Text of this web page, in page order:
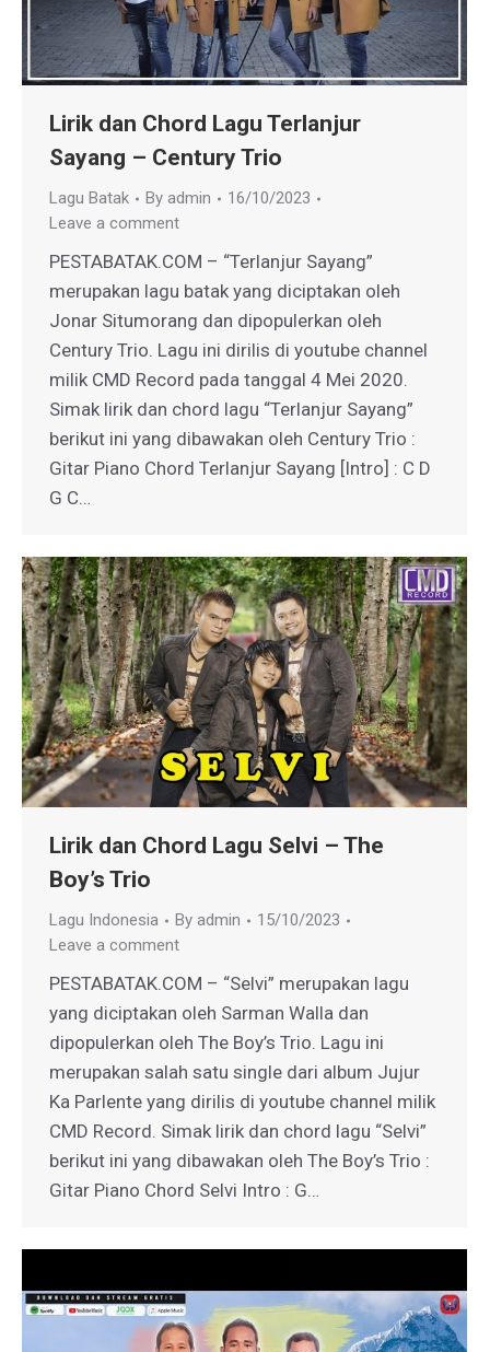
Lirik dan Chord Lagu Terlanjur
Sayang – Century Trio
Lagu Batak By admin
16/10/2023
Leave a comment
PESTABATAK.COM – “Terlanjur Sayang”
merupakan lagu batak yang diciptakan oleh
Jonar Situmorang dan dipopulerkan oleh
Century Trio. Lagu ini dirilis di youtube channel
milik CMD Record pada tanggal 4 Mei 2020.
Simak lirik dan chord lagu “Terlanjur Sayang”
berikut ini yang dibawakan oleh Century Trio :
Gitar Piano Chord Terlanjur Sayang [Intro] : C D
G C…
Lirik dan Chord Lagu Selvi – The
Boy’s Trio
Lagu Indonesia By admin
15/10/2023
Leave a comment
PESTABATAK.COM – “Selvi” merupakan lagu
yang diciptakan oleh Sarman Walla dan
dipopulerkan oleh The Boy’s Trio. Lagu ini
merupakan salah satu single dari album Jujur
Ka Parlente yang dirilis di youtube channel milik
CMD Record. Simak lirik dan chord lagu “Selvi”
berikut ini yang dibawakan oleh The Boy’s Trio :
Gitar Piano Chord Selvi Intro : G…